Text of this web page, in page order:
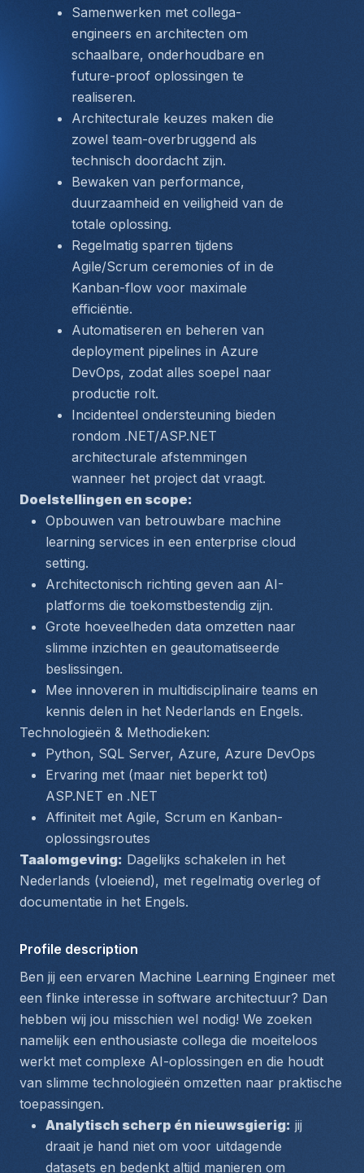
Samenwerken met collega-
engineers en architecten om
schaalbare, onderhoudbare en
future-proof oplossingen te
realiseren.
Architecturale keuzes maken die
zowel team-overbruggend als
technisch doordacht zijn.
Bewaken van performance,
duurzaamheid en veiligheid van de
totale oplossing.
Regelmatig sparren tijdens
Agile/Scrum ceremonies of in de
Kanban-flow voor maximale
efficiëntie.
Automatiseren en beheren van
deployment pipelines in Azure
DevOps, zodat alles soepel naar
productie rolt.
Incidenteel ondersteuning bieden
rondom .NET/ASP.NET
architecturale afstemmingen
wanneer het project dat vraagt.
Doelstellingen en scope:
Opbouwen van betrouwbare machine
learning services in een enterprise cloud
setting.
Architectonisch richting geven aan AI-
platforms die toekomstbestendig zijn.
Grote hoeveelheden data omzetten naar
slimme inzichten en geautomatiseerde
beslissingen.
Mee innoveren in multidisciplinaire teams en
kennis delen in het Nederlands en Engels.
Technologieën & Methodieken:
Python, SQL Server, Azure, Azure DevOps
Ervaring met (maar niet beperkt tot)
ASP.NET en .NET
Affiniteit met Agile, Scrum en Kanban-
oplossingsroutes
Taalomgeving: Dagelijks schakelen in het
Nederlands (vloeiend), met regelmatig overleg of
documentatie in het Engels.
Profile description
Ben jij een ervaren Machine Learning Engineer met
een flinke interesse in software architectuur? Dan
hebben wij jou misschien wel nodig! We zoeken
namelijk een enthousiaste collega die moeiteloos
werkt met complexe AI-oplossingen en die houdt
van slimme technologieën omzetten naar praktische
toepassingen.
Analytisch scherp én nieuwsgierig: jij
draait je hand niet om voor uitdagende
datasets en bedenkt altijd manieren om